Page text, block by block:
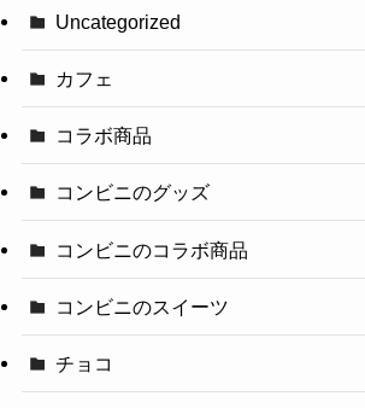
Uncategorized
カフェ
コラボ商品
コンビニのグッズ
コンビニのコラボ商品
コンビニのスイーツ
チョコ